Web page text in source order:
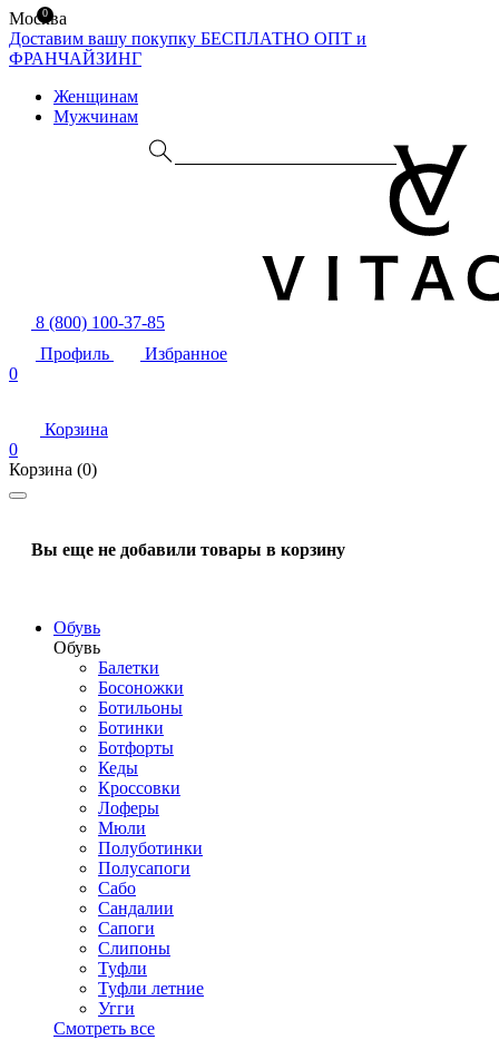
Москва
Доставим вашу покупку БЕСПЛАТНО ОПТ и
ФРАНЧАЙЗИНГ
Женщинам
Мужчинам
8 (800) 100-37-85
Профиль
Избранное
0
Корзина
0
Корзина (0)
Вы еще не добавили товары в корзину
Обувь
Обувь
Балетки
Босоножки
Ботильоны
Ботинки
Ботфорты
Кеды
Кроссовки
Лоферы
Мюли
Полуботинки
Полусапоги
Сабо
Сандалии
Сапоги
Слипоны
Туфли
Туфли летние
Угги
Смотреть все
0